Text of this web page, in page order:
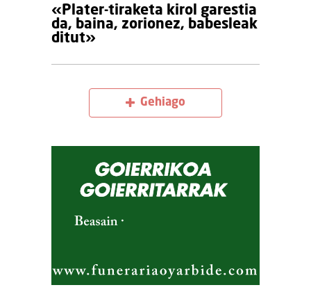
«Plater-tiraketa kirol garestia
da, baina, zorionez, babesleak
ditut»
Gehiago